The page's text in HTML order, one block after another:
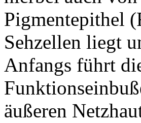
Pigmentepithel
Sehzellen liegt
Anfangs führt
äußeren